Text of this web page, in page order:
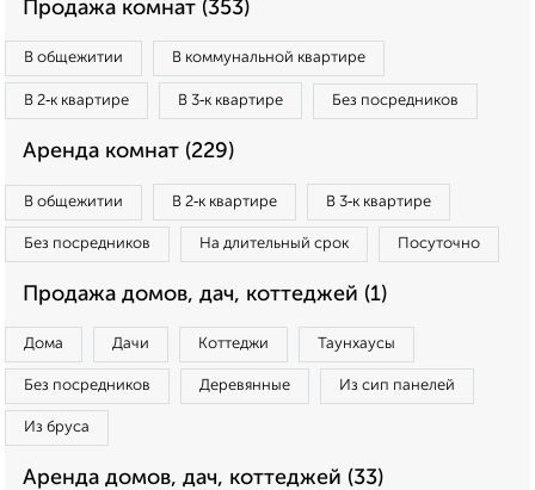
Продажа комнат (353)
В общежитии В коммунальной квартире
В 2‑к квартире В 3‑к квартире Без посредников
Аренда комнат (229)
В общежитии В 2‑к квартире В 3‑к квартире
Без посредников На длительный срок Посуточно
Продажа домов, дач, коттеджей (1)
Дома Дачи Коттеджи Таунхаусы
Без посредников Деревянные Из сип панелей
Из бруса
Аренда домов, дач, коттеджей (33)